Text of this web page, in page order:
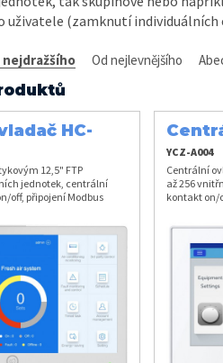
uživatele (zamknutí individuálních
nejdražšího Od nejlevnějšího
HC-
12,5" FTP
jednotek, centrální
off, připojení Modbus
A004
YCZ-A004
Centrální
až 256
kontakt on/